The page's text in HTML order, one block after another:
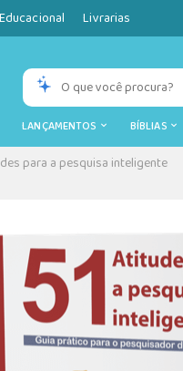
Educacional Livrarias
LANÇAMENTOS BÍBLIAS
para a pesquisa inteligente